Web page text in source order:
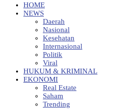
HOME
NEWS
Daerah
Nasional
Kesehatan
Internasional
Politik
Viral
HUKUM & KRIMINAL
EKONOMI
Real Estate
Saham
Trending